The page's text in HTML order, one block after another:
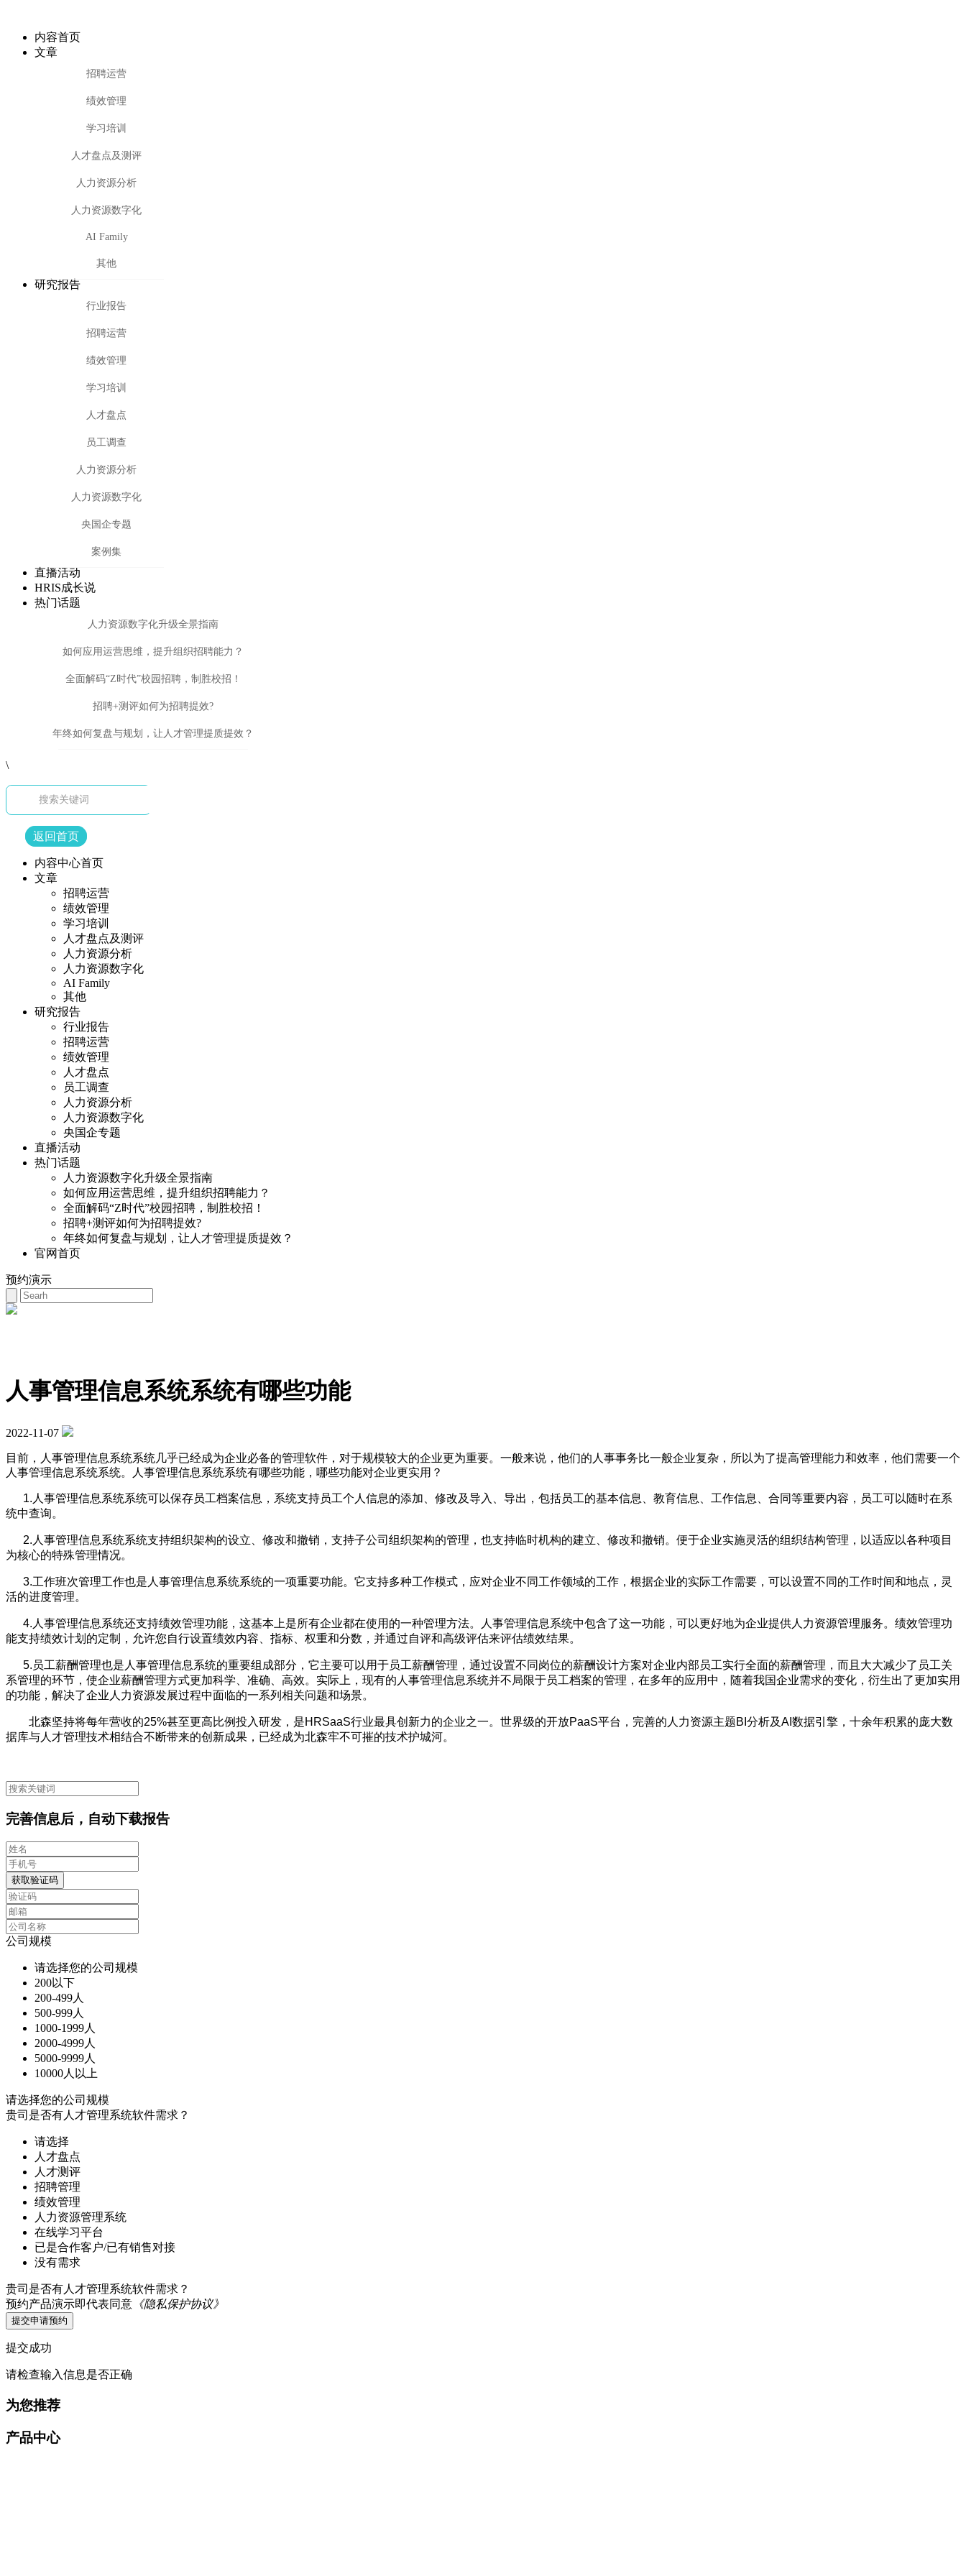
内容首页
文章
招聘运营
绩效管理
学习培训
人才盘点及测评
人力资源分析
人力资源数字化
AI Family
其他
研究报告
行业报告
招聘运营
绩效管理
学习培训
人才盘点
员工调查
人力资源分析
人力资源数字化
央国企专题
案例集
直播活动
HRIS成长说
热门话题
人力资源数字化升级全景指南
如何应用运营思维，提升组织招聘能力？
全面解码“Z时代”校园招聘，制胜校招！
招聘+测评如何为招聘提效?
年终如何复盘与规划，让人才管理提质提效？
\
返回首页
内容中心首页
文章
招聘运营
绩效管理
学习培训
人才盘点及测评
人力资源分析
人力资源数字化
AI Family
其他
研究报告
行业报告
招聘运营
绩效管理
人才盘点
员工调查
人力资源分析
人力资源数字化
央国企专题
直播活动
热门话题
人力资源数字化升级全景指南
如何应用运营思维，提升组织招聘能力？
全面解码“Z时代”校园招聘，制胜校招！
招聘+测评如何为招聘提效?
年终如何复盘与规划，让人才管理提质提效？
官网首页
预约演示
人事管理信息系统系统有哪些功能
2022-11-07
目前，人事管理信息系统系统几乎已经成为企业必备的管理软件，对于规模较大的企业更为重要。一般来说，他们的人事事务比一般企业复杂，所以为了提高管理能力和效率，他们需要一个
人事管理信息系统系统。人事管理信息系统系统有哪些功能，哪些功能对企业更实用？
1. 人事管理信息系统系统可以保存员工档案信息，系统支持员工个人信息的添加、修改及导入、导出，包括员工的基本信息、教育信息、工作信息、合同等重要内容，员工可以随时在系
统中查询。
2. 人事管理信息系统系统支持组织架构的设立、修改和撤销，支持子公司组织架构的管理，也支持临时机构的建立、修改和撤销。便于企业实施灵活的组织结构管理，以适应以各种项目
为核心的特殊管理情况。
3.工作班次管理工作也是人事管理信息系统系统的一项重要功能。它支持多种工作模式 ，应对企业不同工作领域的工作，根据企业的实际工作需要，可以设置不同的工作时间和地点，灵
活的进度管理。
4. 人事管理信息系统还支持绩效管理功能，这基本上是所有企业都在使用的一种管理方法。人事管理信息系统中包含了这一功能，可以更好地为企业提供人力资源管理服务。绩效管理功
能支持绩效计划的定制，允许您自行设置绩效内容、指标、权重和分数，并通过自评和高级评估来评估绩效结果。
5. 员工薪酬管理也是人事管理信息系统的重要组成部分，它主要可以用于员工薪酬管理，通过设置不同岗位的薪酬设计方案对企业内部员工实行全面的薪酬管理，而且大大减少了员工关
系管理的环节，使企业薪酬管理方式更加科学、准确、高效。实际上，现有的人事管理信息系统并不局限于员工档案的管理，在多年的应用中，随着我国企业需求的变化，衍生出了更加实用
的功能，解决了企业人力资源发展过程中面临的一系列相关问题和场景。
北森坚持将每年营收的25%甚至更高比例投入研发，是HRSaaS行业最具创新力的企业之一。世界级的开放PaaS平台，完善的人力资源主题BI 分析及AI 数据引擎，十余年积累的庞大数
据库与人才管理技术相结合不断带来的创新成果，已经成为北森牢不可摧的技术护城河。
完善信息后，自动下载报告
获取验证码
公司规模
请选择您的公司规模
200以下
200-499人
500-999人
1000-1999人
2000-4999人
5000-9999人
10000人以上
请选择您的公司规模
贵司是否有人才管理系统软件需求？
请选择
人才盘点
人才测评
招聘管理
绩效管理
人力资源管理系统
在线学习平台
已是合作客户/已有销售对接
没有需求
贵司是否有人才管理系统软件需求？
预约产品演示即代表同意 《隐私保护协议》
提交申请预约
提交成功
请检查输入信息是否正确
为您推荐
产品中心